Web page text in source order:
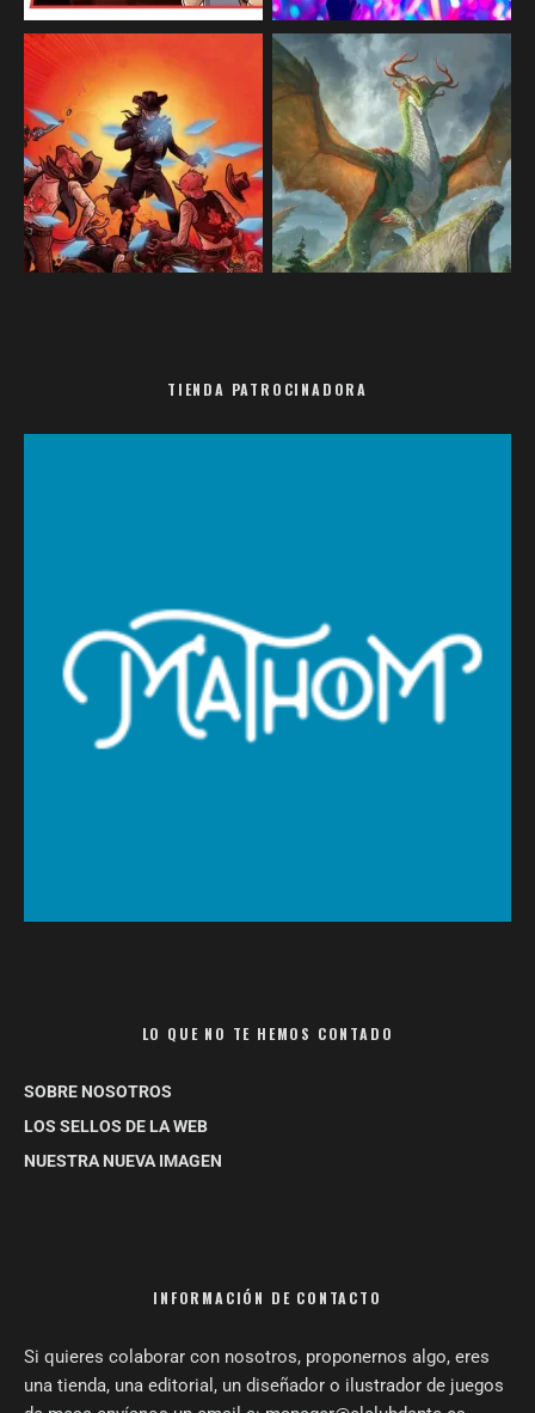
TIENDA PATROCINADORA
LO QUE NO TE HEMOS CONTADO
SOBRE NOSOTROS
LOS SELLOS DE LA WEB
NUESTRA NUEVA IMAGEN
INFORMACIÓN DE CONTACTO
Si quieres colaborar con nosotros, proponernos algo, eres
una tienda, una editorial, un diseñador o ilustrador de juegos